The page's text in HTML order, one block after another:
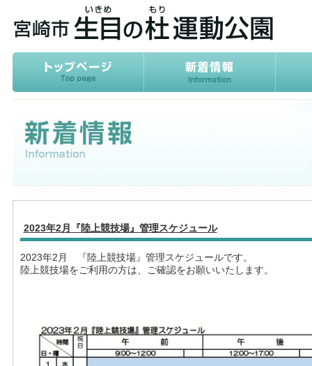
2023年2月『陸上競技場』管理スケジュール
2023年2月 『陸上競技場』管理スケジュールです。
陸上競技場をご利用の方は、ご確認をお願いいたします。